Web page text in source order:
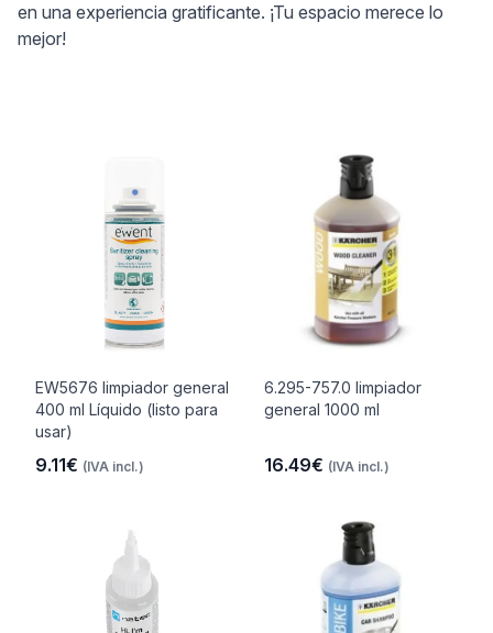
en una experiencia gratificante. ¡Tu espacio merece lo
mejor!
EW5676 limpiador general
400 ml Líquido (listo para
usar)
9.11€ (IVA incl.)
6.295-757.0 limpiador
general 1000 ml
16.49€ (IVA incl.)